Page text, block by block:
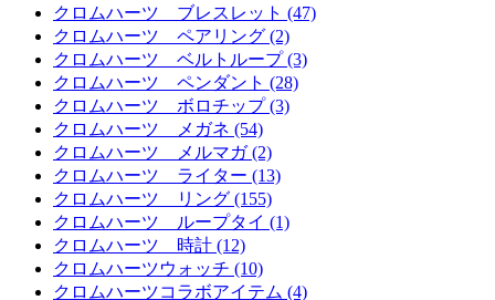
クロムハーツ ブレスレット (47)
クロムハーツ ペアリング (2)
クロムハーツ ベルトループ (3)
クロムハーツ ペンダント (28)
クロムハーツ ボロチップ (3)
クロムハーツ メガネ (54)
クロムハーツ メルマガ (2)
クロムハーツ ライター (13)
クロムハーツ リング (155)
クロムハーツ ループタイ (1)
クロムハーツ 時計 (12)
クロムハーツウォッチ (10)
クロムハーツコラボアイテム (4)